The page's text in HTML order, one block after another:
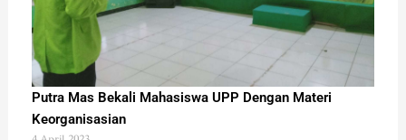
Putra Mas Bekali Mahasiswa UPP Dengan Materi
Keorganisasian